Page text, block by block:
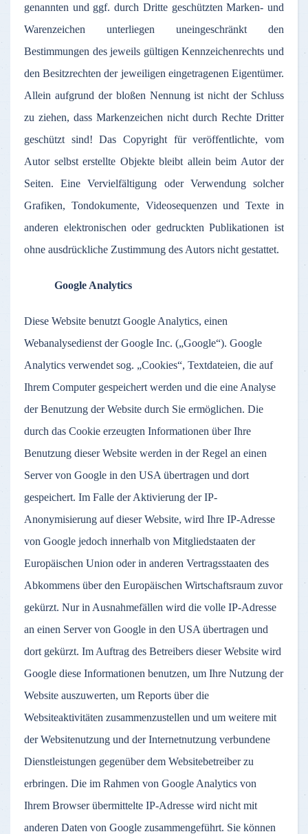
genannten und ggf. durch Dritte geschützten Marken- und
Warenzeichen unterliegen uneingeschränkt den
Bestimmungen des jeweils gültigen Kennzeichenrechts und
den Besitzrechten der jeweiligen eingetragenen Eigentümer.
Allein aufgrund der bloßen Nennung ist nicht der Schluss
zu ziehen, dass Markenzeichen nicht durch Rechte Dritter
geschützt sind! Das Copyright für veröffentlichte, vom
Autor selbst erstellte Objekte bleibt allein beim Autor der
Seiten. Eine Vervielfältigung oder Verwendung solcher
Grafiken, Tondokumente, Videosequenzen und Texte in
anderen elektronischen oder gedruckten Publikationen ist
ohne ausdrückliche Zustimmung des Autors nicht gestattet.
Google Analytics
Diese Website benutzt Google Analytics, einen
Webanalysedienst der Google Inc. („Google“). Google
Analytics verwendet sog. „Cookies“, Textdateien, die auf
Ihrem Computer gespeichert werden und die eine Analyse
der Benutzung der Website durch Sie ermöglichen. Die
durch das Cookie erzeugten Informationen über Ihre
Benutzung dieser Website werden in der Regel an einen
Server von Google in den USA übertragen und dort
gespeichert. Im Falle der Aktivierung der IP-
Anonymisierung auf dieser Website, wird Ihre IP-Adresse
von Google jedoch innerhalb von Mitgliedstaaten der
Europäischen Union oder in anderen Vertragsstaaten des
Abkommens über den Europäischen Wirtschaftsraum zuvor
gekürzt. Nur in Ausnahmefällen wird die volle IP-Adresse
an einen Server von Google in den USA übertragen und
dort gekürzt. Im Auftrag des Betreibers dieser Website wird
Google diese Informationen benutzen, um Ihre Nutzung der
Website auszuwerten, um Reports über die
Websiteaktivitäten zusammenzustellen und um weitere mit
der Websitenutzung und der Internetnutzung verbundene
Dienstleistungen gegenüber dem Websitebetreiber zu
erbringen. Die im Rahmen von Google Analytics von
Ihrem Browser übermittelte IP-Adresse wird nicht mit
anderen Daten von Google zusammengeführt. Sie können